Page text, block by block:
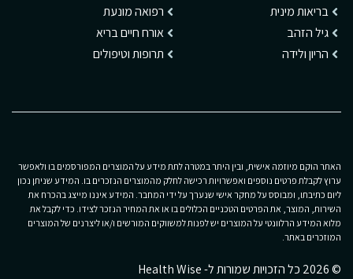
בריאות מינית
גיל הזהב
הריון ולידה
רפואה מונעת
אורח חיים בריא
תרופות וטיפולים
האתר הוקם מיוזמה אישית, ובין היתר במטרה לתת מידע על המוצרים המפורסמים בו ולאפשר
ערוץ לקבלת פרטים נוספים ואפשרויות רכישה לחלק מהמוצרים הנזכרים בו. המידע שניתן נכון
ליום כתיבתו, ומבוסס על מחקר אישי שנערך על ידי המחבר. המידע איננו מייצג בהכרח את
השירות, המוצר, את הפרטים הטכניים הכלולים בו או את המחיר הנזכר לצידו. כדי לקבל את
מלוא המידע הרלוונטי על המוצרים יש לפנות למשווקים המורשים ו/או ליצרנים של המוצרים
המוזכרים באתר.
© 2026 כל הזכויות שמורות ל- Health Wise